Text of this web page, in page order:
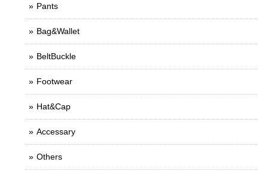
Pants
Bag&Wallet
BeltBuckle
Footwear
Hat&Cap
Accessary
Others